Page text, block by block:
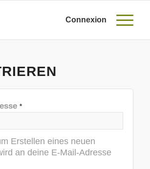
Connexion
*
Erstellen eines neuen
an deine E-Mail-Adresse